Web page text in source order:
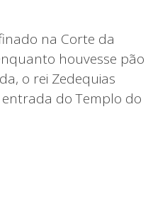
na Corte da
houvesse pão
o rei Zedequias
do Templo do